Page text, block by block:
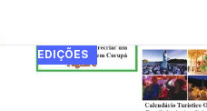
EDIÇÕES